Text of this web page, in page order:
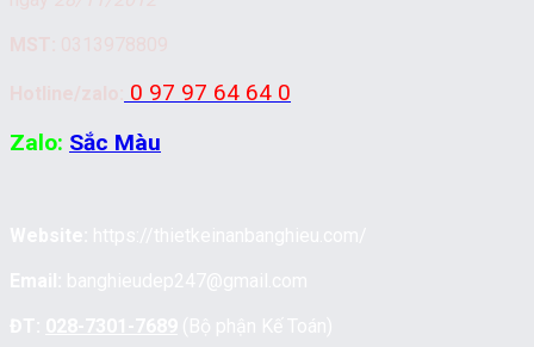
0 97 97 64 64 0
Zalo: Sắc Màu